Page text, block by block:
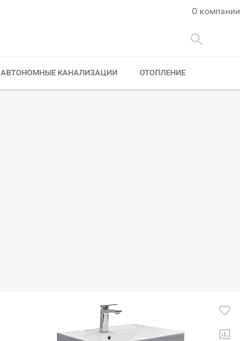
О компании
АВТОНОМНЫЕ КАНАЛИЗАЦИИ ОТОПЛЕНИЕ